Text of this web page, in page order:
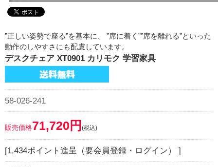
”正しい姿勢で座る”を基本に、 ”席に着く””席を離れる”といった
動作のしやすさにも配慮しています。
デスクチェア XT0901 カリモク 学習家具
58-026-241
販売価格71,720円 (税込)
[1,434ポイント進呈（要会員登録・ログイン） ]